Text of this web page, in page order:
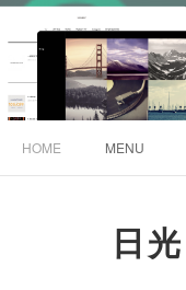
HOME MENU
日